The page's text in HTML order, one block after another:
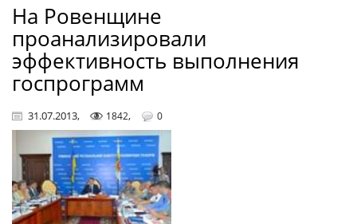
На Ровенщине
проанализировали
эффективность выполнения
госпрограмм
31.07.2013, 1842, 0